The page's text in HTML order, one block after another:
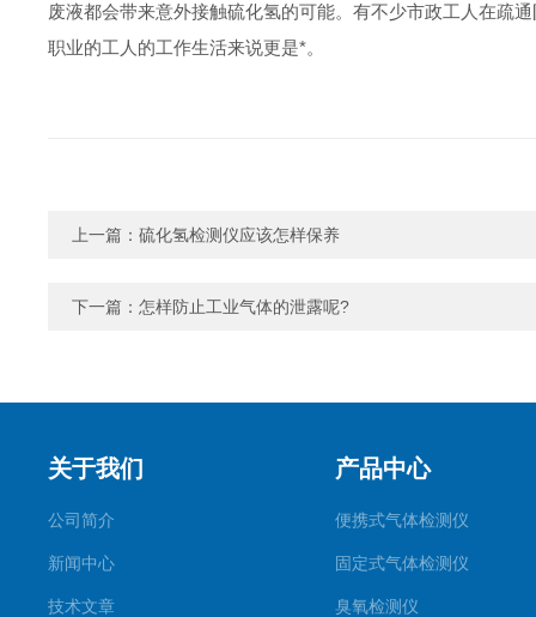
废液都会带来意外接触硫化氢的可能。有不少市政工人在疏
职业的工人的工作生活来说更是*。
上一篇： 硫化氢检测仪应该怎样保养
下一篇： 怎样防止工业气体的泄露呢?
关于我们
公司简介
新闻中心
技术文章
产品中心
便携式气体检测仪
固定式气体检测仪
臭氧检测仪